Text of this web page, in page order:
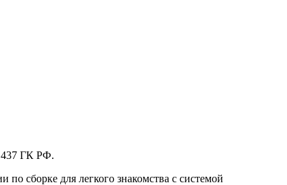
437 ГК РФ.
сборке для легкого знакомства с системой